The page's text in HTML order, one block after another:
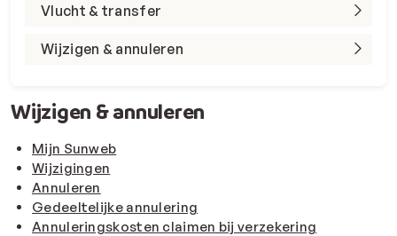
Vlucht & transfer
Wijzigen & annuleren
Wijzigen & annuleren
Mijn Sunweb
Wijzigingen
Annuleren
Gedeeltelijke annulering
Annuleringskosten claimen bij verzekering